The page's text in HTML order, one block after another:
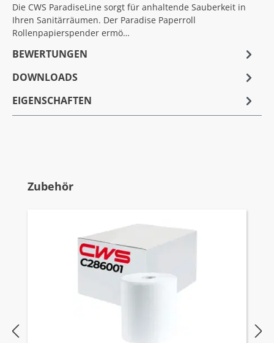
Die CWS ParadiseLine sorgt für anhaltende Sauberkeit in
Ihren Sanitärräumen. Der Paradise Paperroll
Rollenpapierspender ermö…
BEWERTUNGEN
DOWNLOADS
EIGENSCHAFTEN
Produktgalerie überspringen
Zubehör